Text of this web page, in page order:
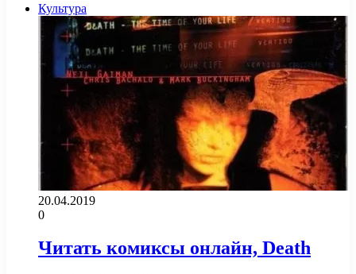
Культура
20.04.2019
0
Читать комиксы онлайн, Death